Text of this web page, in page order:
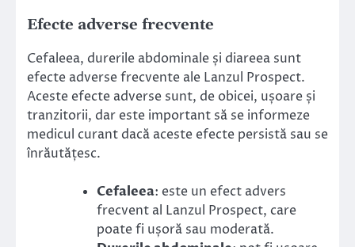
Efecte adverse frecvente
Cefaleea, durerile abdominale și diareea sunt
efecte adverse frecvente ale Lanzul Prospect.
Aceste efecte adverse sunt, de obicei, ușoare și
tranzitorii, dar este important să se informeze
medicul curant dacă aceste efecte persistă sau se
înrăutățesc.
Cefaleea: este un efect advers
frecvent al Lanzul Prospect, care
poate fi ușoră sau moderată.